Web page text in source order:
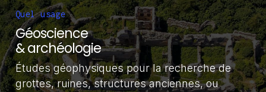
Quel usage
Géoscience
& archéologie
Études géophysiques pour la recherche de
grottes, ruines, structures anciennes, ou